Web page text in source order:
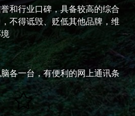
和行业口碑，具备较高的综合
不得诋毁、贬低其他品牌，维
各一台，有便利的网上通讯条